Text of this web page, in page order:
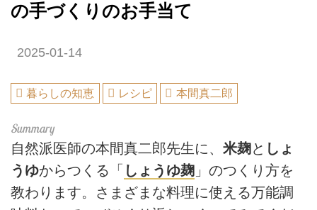
の手づくりのお手当て
2025-01-14
暮らしの知恵 レシピ 本間真二郎
自然派医師の本間真二郎先生に、 米麹と しょ
うゆからつくる「 しょうゆ麹 」のつくり方を
教わります。さまざまな料理に使える万能調